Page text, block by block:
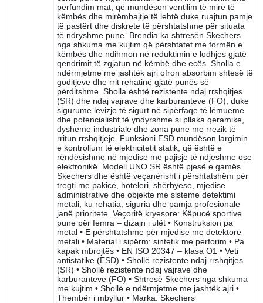
përfundim mat, që mundëson ventilim të mirë të
këmbës dhe mirëmbajtje të lehtë duke ruajtun pamje
të pastërt dhe diskrete të përshtatshme për situata
të ndryshme pune. Brendia ka shtresën Skechers
nga shkuma me kujtim që përshtatet me formën e
këmbës dhe ndihmon në reduktimin e lodhjes gjatë
qendrimit të zgjatun në këmbë dhe ecës. Sholla e
ndërmjetme me jashtëk ajri ofron absorbim shtesë të
goditjeve dhe rrit rehatinë gjatë punës së
përditshme. Sholla është rezistente ndaj rrshqitjes
(SR) dhe ndaj vajrave dhe karburanteve (FO), duke
sigurume lëvizje të sigurt në sipërfaqe të lëmueme
dhe potencialisht të yndyrshme si pllaka qeramike,
dysheme industriale dhe zona pune me rrezik të
rritun rrshqitjeje. Funksioni ESD mundëson largimin
e kontrollum të elektricitetit statik, që është e
rëndësishme në mjedise me pajisje të ndjeshme ose
elektronikë. Modeli UNO SR është pjesë e gamës
Skechers dhe është veçanërisht i përshtatshëm për
tregti me pakicë, hoteleri, shërbyese, mjedise
administrative dhe objekte me sisteme detektimi
metali, ku rehatia, siguria dhe pamja profesionale
janë prioritete. Veçoritë kryesore: Këpucë sportive
pune për femra – dizajn i ulët • Konstruksion pa
metal • E përshtatshme për mjedise me detektorë
metali • Material i sipërm: sintetik me perforim • Pa
kapak mbrojtës • EN ISO 20347 – klasa O1 • Veti
antistatike (ESD) • Shollë rezistente ndaj rrshqitjes
(SR) • Shollë rezistente ndaj vajrave dhe
karburanteve (FO) • Shtresë Skechers nga shkuma
me kujtim • Shollë e ndërmjetme me jashtëk ajri •
Thembër i mbyllur • Marka: Skechers